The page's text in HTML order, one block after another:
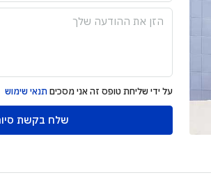
על ידי שליחת טופס זה אני מסכיםתנאי שימוש
שלח בקשת